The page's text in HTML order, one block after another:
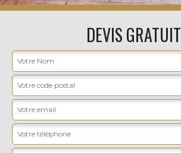
DEVIS GRATUIT